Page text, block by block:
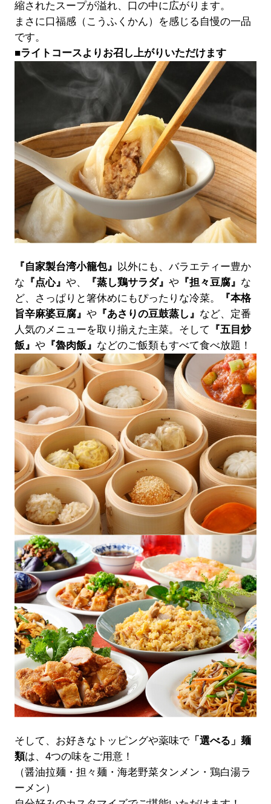
縮されたスープが溢れ、口の中に広がります。
まさに口福感（こうふくかん）を感じる自慢の一品
です。
■ライトコースよりお召し上がりいただけます
『自家製台湾小籠包』 以外にも、バラエティー豊か
な 『点心』 や、 『蒸し鶏サラダ』 や『担々豆腐』 な
ど、さっぱりと箸休めにもぴったりな冷菜。
『本格
旨辛麻婆豆腐』 や『あさりの豆鼓蒸し』 など、定番
人気のメニューを取り揃えた主菜。そして 『五目炒
飯』 や『魯肉飯』 などのご飯類もすべて食べ放題！
そして、お好きなトッピングや薬味で「選べる」麺
類は、4つの味をご用意！
（醤油拉麺・担々麺・海老野菜タンメン・鶏白湯ラ
ーメン）